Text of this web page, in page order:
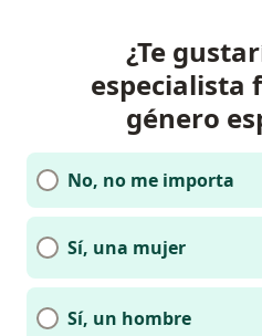
¿Te
especialista
género
No, no me importa
Sí, una mujer
Sí, un hombre